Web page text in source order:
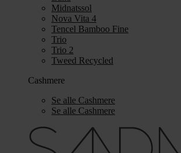
Midnatssol
Nova Vita 4
Tencel Bamboo Fine
Trio
Trio 2
Tweed Recycled
Cashmere
Se alle Cashmere
Se alle Cashmere